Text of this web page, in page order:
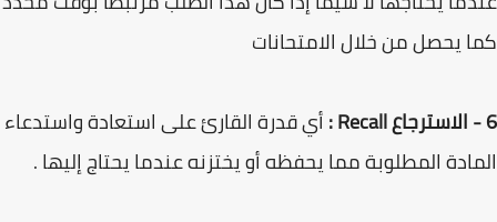
كما يحصل من خلال الامتحانات
6 - الاسترجاع Recall :
أي قدرة القارئ على استعادة واستدعاء
المادة المطلوبة مما يحفظه أو يختزنه عندما يحتاج إليها .